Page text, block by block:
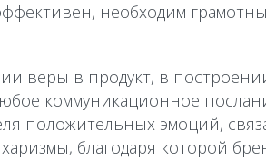
необходим
веры в продукт, в
коммуникационное
положительных эмоций,
благодаря которой